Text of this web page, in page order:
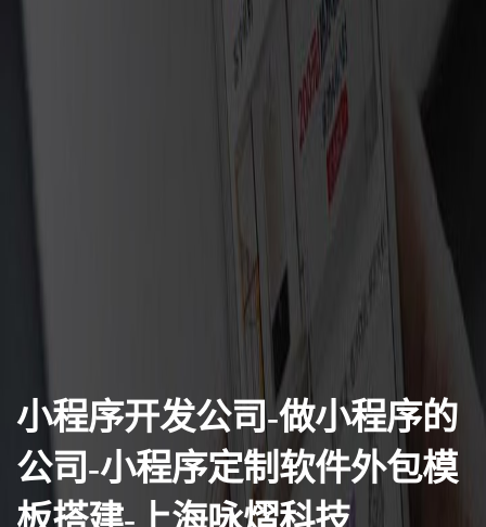
小程序开发公司-做小程序的
公司-小程序定制软件外包模
板搭建-上海咏熠科技